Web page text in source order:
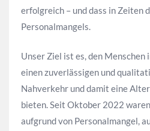
erfolgreich – und dass in Zeiten
Personalmangels.
Unser Ziel ist es, den Menschen
einen zuverlässigen und
Nahverkehr und damit eine
bieten. Seit Oktober 2022
aufgrund von Personalmangel,